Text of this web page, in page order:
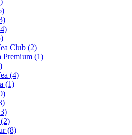
Club (2)
Premium (1)
(4)
(1)
(2)
(8)